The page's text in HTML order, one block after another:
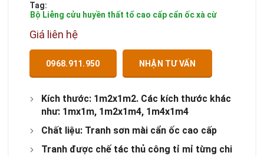
Tag:
Bộ Liễng cửu huyền thất tổ cao cấp cẩn ốc xà cừ
Giá liên hệ
0968.911.950 NHẬN TƯ VẤN
Kích thước: 1m2x1m2. Các kích thước khác
như: 1mx1m, 1m2x1m4, 1m4x1m4
Chất liệu: Tranh sơn mài cẩn ốc cao cấp
Tranh được chế tác thủ công tỉ mỉ từng chi